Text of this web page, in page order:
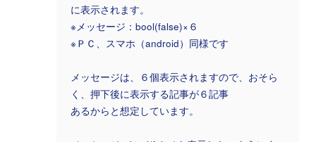
に表示されます。
※メッセージ：bool(false)×６
※ＰＣ、スマホ（android）同様です
メッセージは、６個表示されますので、おそら
く、押下後に表示する記事が６記事
あるからと想定しています。